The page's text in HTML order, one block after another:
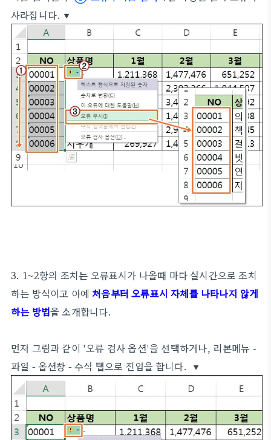
사라집니다. ▼
3. 1~2항의 조치는 오류표시가 나올때 마다 실시간으로 조치
하는 방식이고 아예처음부터 오류표시 자체를 나타나지 않게
하는 방법을 소개합니다.
먼저 그림과 같이 '오류 검사 옵션'을 선택하거나, 리본메뉴 -
파일 - 옵션창 - 수식 탭으로 진입을 합니다. ▼